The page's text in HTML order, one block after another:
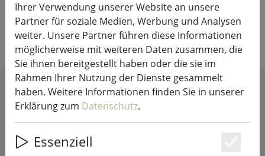
Trinkgläser
FILTER ANZEIGEN
Ihrer Verwendung unserer Website an unsere
Partner für soziale Medien, Werbung und Analysen
weiter. Unsere Partner führen diese Informationen
möglicherweise mit weiteren Daten zusammen, die
Sie ihnen bereitgestellt haben oder die sie im
Rahmen Ihrer Nutzung der Dienste gesammelt
haben. Weitere Informationen finden Sie in unserer
Erklärung zum Datenschutz.
Essenziell